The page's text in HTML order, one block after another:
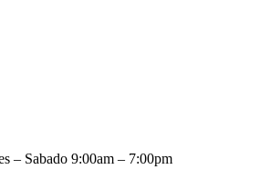
– Sabado 9:00am – 7:00pm